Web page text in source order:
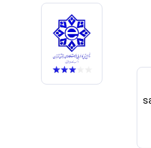
ما را روشن‌تر می‌کند. ما باور
است که صداقت و شفافیت
تکیه بر تجربه و تخصص، با قدرت به